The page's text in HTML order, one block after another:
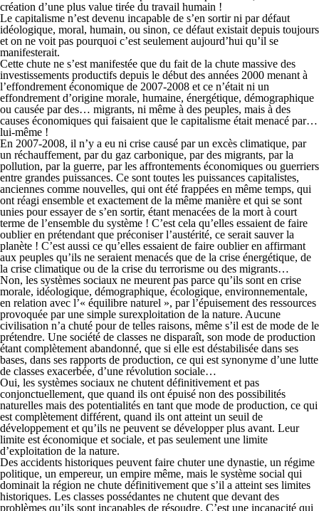
création d’une plus value tirée du travail humain !
Le capitalisme n’est devenu incapable de s’en sortir ni par défaut
idéologique, moral, humain, ou sinon, ce défaut existait depuis toujours
et on ne voit pas pourquoi c’est seulement aujourd’hui qu’il se
manifesterait.
Cette chute ne s’est manifestée que du fait de la chute massive des
investissements productifs depuis le début des années 2000 menant à
l’effondrement économique de 2007-2008 et ce n’était ni un
effondrement d’origine morale, humaine, énergétique, démographique
ou causée par des… migrants, ni même à des peuples, mais à des
causes économiques qui faisaient que le capitalisme était menacé par…
lui-même !
En 2007-2008, il n’y a eu ni crise causé par un excès climatique, par
un réchauffement, par du gaz carbonique, par des migrants, par la
pollution, par la guerre, par les affrontements économiques ou guerriers
entre grandes puissances. Ce sont toutes les puissances capitalistes,
anciennes comme nouvelles, qui ont été frappées en même temps, qui
ont réagi ensemble et exactement de la même manière et qui se sont
unies pour essayer de s’en sortir, étant menacées de la mort à court
terme de l’ensemble du système ! C’est cela qu’elles essaient de faire
oublier en prétendant que préconiser l’austérité, ce serait sauver la
planète ! C’est aussi ce qu’elles essaient de faire oublier en affirmant
aux peuples qu’ils ne seraient menacés que de la crise énergétique, de
la crise climatique ou de la crise du terrorisme ou des migrants…
Non, les systèmes sociaux ne meurent pas parce qu’ils sont en crise
morale, idéologique, démographique, écologique, environnementale,
en relation avec l’« équilibre naturel », par l’épuisement des ressources
provoquée par une simple surexploitation de la nature. Aucune
civilisation n’a chuté pour de telles raisons, même s’il est de mode de le
prétendre. Une société de classes ne disparaît, son mode de production
étant complètement abandonné, que si elle est déstabilisée dans ses
bases, dans ses rapports de production, ce qui est synonyme d’une lutte
de classes exacerbée, d’une révolution sociale…
Oui, les systèmes sociaux ne chutent définitivement et pas
conjonctuellement, que quand ils ont épuisé non des possibilités
naturelles mais des potentialités en tant que mode de production, ce qui
est complètement différent, quand ils ont atteint un seuil de
développement et qu’ils ne peuvent se développer plus avant. Leur
limite est économique et sociale, et pas seulement une limite
d’exploitation de la nature.
Des accidents historiques peuvent faire chuter une dynastie, un régime
politique, un empereur, un empire même, mais le système social qui
dominait la région ne chute définitivement que s’il a atteint ses limites
historiques. Les classes possédantes ne chutent que devant des
problèmes qu’ils sont incapables de résoudre. C’est une incapacité qui